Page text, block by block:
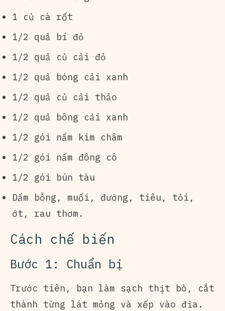
1 củ cà rốt
1/2 quả bí đỏ
1/2 quả củ cải đỏ
1/2 quả bóng cải xanh
1/2 quả củ cải thảo
1/2 quả bông cải xanh
1/2 gói nấm kim châm
1/2 gói nấm đông cô
1/2 gói bún tàu
Dấm bỗng, muối, đường, tiêu, tỏi,
ớt, rau thơm.
Cách chế biến
Bước 1: Chuẩn bị
Trước tiên, bạn làm sạch thịt bò, cắt
thành từng lát mỏng và xếp vào đĩa.